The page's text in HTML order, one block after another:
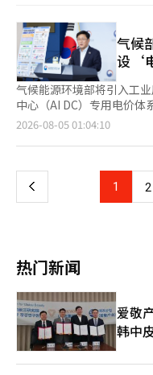
的情况。参赛者将在人工
进行竞争。奖牌将根据为
定。 在讲话的最后，他对培养选手的教师表示感谢。 “在去年北
京举行的人工智能奥林匹
枚银牌和3枚铜牌。这是我
们年轻人的智力和创造潜
（AI）系统翻译与编辑。
“薪水无法买房的时代……年轻
经历了新冠疫情后，韩国
者主要通过直接选择个别
ETF进行分散投资的文化。 金部长表示：“随着养老金市场的增长
和投资经验的积累，投资
型、月度分红、覆盖式买
多样化。” 他还提到，利用移动交易系统（MTS）的自动分批买
入服务的普及也是ETF市场增长的背景
票和杠杆产品的现象需要
资哲学，并从长期的角度看待市场。” “不
在运作……Timefolio的差异化” 金部长指出，
很危险。”他表示：“通过
统，能够将风险降到最低。” 他也表达了对韩国ETF市场的遗
认为类似产品的重复推出
个运营公司都应具备各自
展。”他强调：“投资者教育
下半年的市场展望，他保
变投资组合的时候，而是
心、机器人等新兴应用领
升了盈利能力。 DB哈伊特基于高压BCD技术，最近通过多样化工
艺向SiC·GaN等下一代化
力。 DB哈伊特表示：“我们将加速以AI数据中心和机器人等新兴
领域为中心的市场扩展，
能力扩展工作顺利推进，
能（AI）系统翻译与编辑。
气候
设‘
气候能源环境部将引入工
中心（AI DC）专用电价
家”（Electro-state）。该
强国家在人工智能时代的
的2026年下半年工作报
产业提供用水、绿色转型
示：“地区差别电价制度仅
电。”气候部计划综合考虑
电网条件和国家均衡发展
气候部将在本月第三周召
廓。工业用电价将大致分
行政安全部的地区分类体
价能降到中国的水平，但
损。”他补充道：“我们将
2026-08-05 01:04:10
上
页
1 2
热门新闻
爱敬
韩中